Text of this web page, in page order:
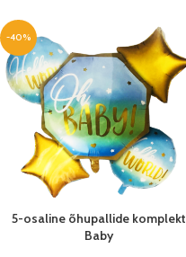
-40%
5-osaline õhupallide komplekt
Baby